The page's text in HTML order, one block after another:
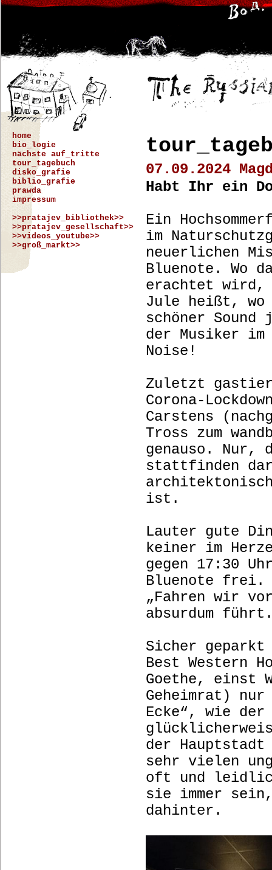
home
bio_logie
nächste auf_tritte
tour_tagebuch
disko_grafie
biblio_grafie
prawda
impressum
>>pratajev_bibliothek>>
>>pratajev_gesellschaft>>
>>videos_youtube>>
>>groß_markt>>
07.09.2024
Habt Ihr ein
Ein
im
neuerlichen
Bluenote. Wo
erachtet
Jule heißt, wo
schöner
der Musiker
Noise!
Zuletzt
Corona-
Carstens
Tross zum
genauso. Nur,
stattfinden
ist.
Lauter gute
keiner im
gegen 17:30
Bluenote frei.
„Fahren wir
absurdum
Sicher geparkt
Best Western
Goethe, einst
Geheimrat)
Ecke“, wie
der Hauptstadt
sehr vielen
oft und
sie immer
dahinter.